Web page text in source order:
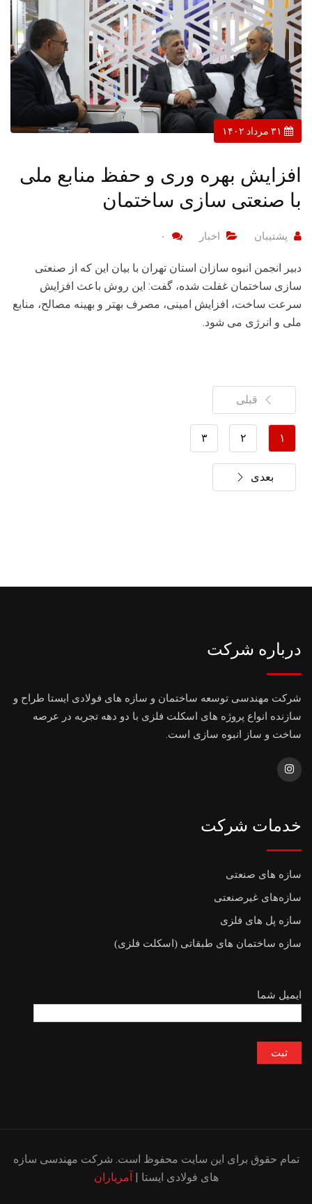
افزایش بهره وری و حفظ منابع ملی
با صنعتی سازی ساختمان
پشتیبان اخبار ۰
دبیر انجمن انبوه سازان استان تهران با بیان این که از صنعتی
سازی ساختمان غفلت شده، گفت: این روش باعث افزایش
سرعت ساخت، افزایش امینی، مصرف بهتر و بهینه مصالح، منابع
ملی و انرژی می شود.
قبلی
۱ ۲ ۳
بعدی
درباره شرکت
شرکت مهندسی توسعه ساختمان و سازه های فولادی ایستا طراح و
سازنده انواع پروژه های اسکلت فلزی با دو دهه تجربه در عرصه
ساخت و ساز انبوه سازی است.
خدمات شرکت
سازه های صنعتی
سازه‌های غیرصنعتی
سازه پل های فلزی
سازه ساختمان های طبقاتی (اسکلت فلزی)
ایمیل شما
تمام حقوق برای این سایت محفوظ است. شرکت مهندسی سازه
های فولادی ایستا | آمریاران